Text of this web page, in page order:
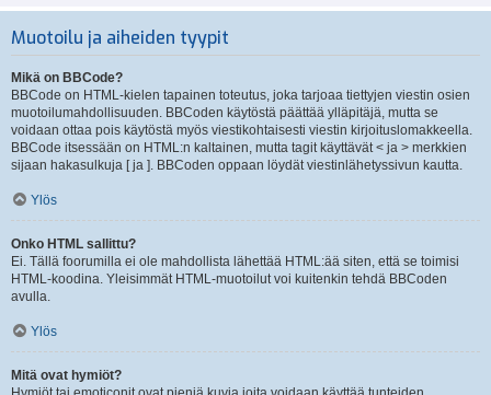
Muotoilu ja aiheiden tyypit
Mikä on BBCode?
BBCode on HTML-kielen tapainen toteutus, joka tarjoaa tiettyjen viestin osien
muotoilumahdollisuuden. BBCoden käytöstä päättää ylläpitäjä, mutta se
voidaan ottaa pois käytöstä myös viestikohtaisesti viestin kirjoituslomakkeella.
BBCode itsessään on HTML:n kaltainen, mutta tagit käyttävät < ja > merkkien
sijaan hakasulkuja [ ja ]. BBCoden oppaan löydät viestinlähetyssivun kautta.
Ylös
Onko HTML sallittu?
Ei. Tällä foorumilla ei ole mahdollista lähettää HTML:ää siten, että se toimisi
HTML-koodina. Yleisimmät HTML-muotoilut voi kuitenkin tehdä BBCoden
avulla.
Ylös
Mitä ovat hymiöt?